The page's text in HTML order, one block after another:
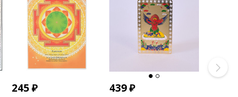
245₽ 439₽